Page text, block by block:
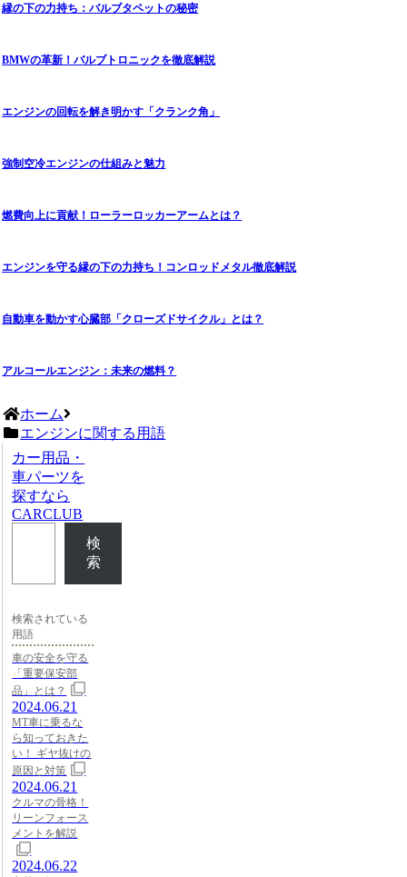
縁の下の力持ち：バルブタペットの秘密
BMWの革新！バルブトロニックを徹底解説
エンジンの回転を解き明かす「クランク角」
強制空冷エンジンの仕組みと魅力
燃費向上に貢献！ローラーロッカーアームとは？
エンジンを守る縁の下の力持ち！コンロッドメタル徹底解説
自動車を動かす心臓部「クローズドサイクル」とは？
アルコールエンジン：未来の燃料？
ホーム
エンジンに関する用語
カー用品・
車パーツを
探すなら
CARCLUB
検
索
検索されている
用語
車の安全を守る
「重要保安部
品」とは？
2024.06.21
MT車に乗るな
ら知っておきた
い！ ギヤ抜けの
原因と対策
2024.06.21
クルマの骨格！
リーンフォース
メントを解説
2024.06.22